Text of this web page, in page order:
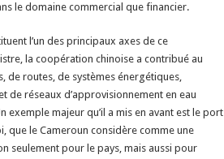
le domaine commercial que financier.
l’un des principaux axes de ce
la coopération chinoise a contribué au
de routes, de systèmes énergétiques,
de réseaux d’approvisionnement en eau
exemple majeur qu’il a mis en avant est le port
que le Cameroun considère comme une
seulement pour le pays, mais aussi pour